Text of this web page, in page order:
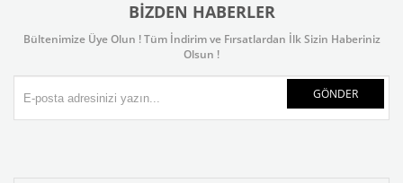
BIZDEN HABERLER
Bültenimize Üye Olun ! Tüm İndirim ve Fırsatlardan İlk Sizin Haberiniz
Olsun !
GÖNDER